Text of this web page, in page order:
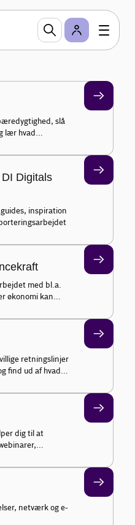
kit
og inspiration til at
videre med
medlemsvirksomhed
rapportering.
slå
lær hvad
Digitals
inspiration
med bl.a.
økonomi kan
retningslinjer
find ud af hvad
dig til at
netværk og e-